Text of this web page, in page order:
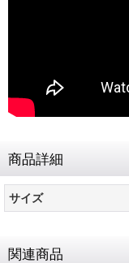
商品詳細
サイズ
関連商品